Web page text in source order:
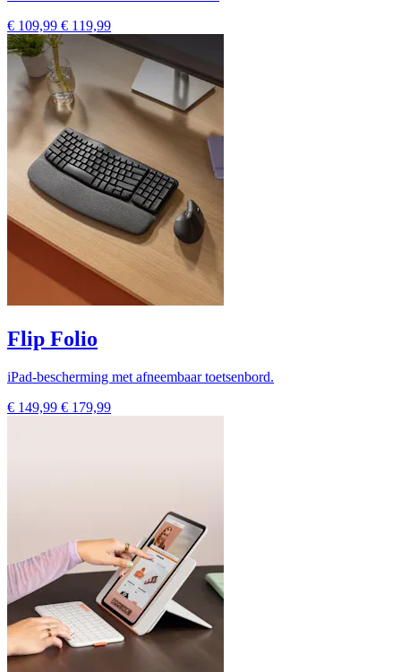
€ 109,99 € 119,99
Flip Folio
iPad-bescherming met afneembaar toetsenbord.
€ 149,99 € 179,99